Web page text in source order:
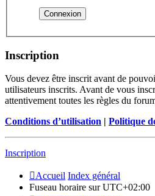
Inscription
Vous devez être inscrit avant de
utilisateurs inscrits. Avant de vous
attentivement toutes les règles du
Conditions d’utilisation | Politique
Inscription
Accueil Index général
Fuseau horaire surUTC+02:00